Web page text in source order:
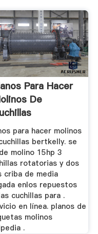
Para Hacer
De
para hacer molinos
bertkelly. se
molino 15hp 3
rotatorias y dos
criba de media
enlos repuestos
cuchillas para .
en línea. planos de
molinos
.